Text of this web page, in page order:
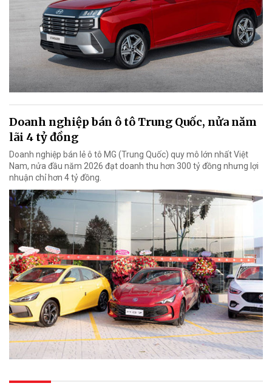
Doanh nghiệp bán ô tô Trung Quốc, nửa năm
lãi 4 tỷ đồng
Doanh nghiệp bán lẻ ô tô MG (Trung Quốc) quy mô lớn nhất Việt
Nam, nửa đầu năm 2026 đạt doanh thu hơn 300 tỷ đồng nhưng lợi
nhuận chỉ hơn 4 tỷ đồng.